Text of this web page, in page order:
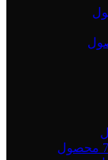
7 محصول